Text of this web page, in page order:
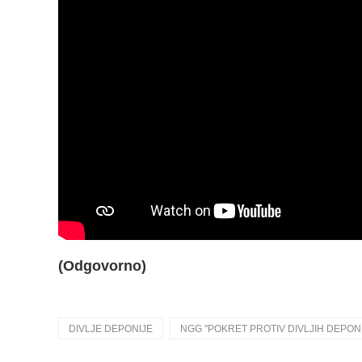
(Odgovorno)
DIVLJE DEPONIJE NGG "POKRET PROTIV DIVLJIH